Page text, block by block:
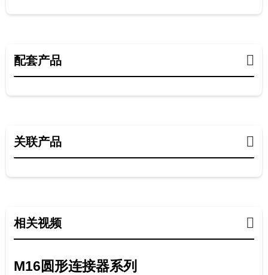
配套产品
关联产品
相关视频
M16圆形连接器系列